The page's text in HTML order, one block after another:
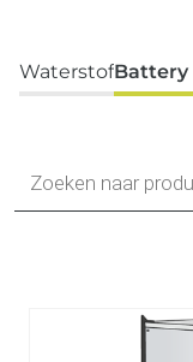
WaterstofBattery
zoeken